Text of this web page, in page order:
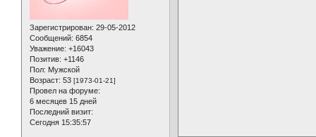
Зарегистрирован: 29-05-2012
Сообщений: 6854
Уважение: +16043
Позитив: +1146
Пол: Мужской
Возраст: 53 [1973-01-21]
Провел на форуме:
6 месяцев 15 дней
Последний визит:
Сегодня 15:35:57